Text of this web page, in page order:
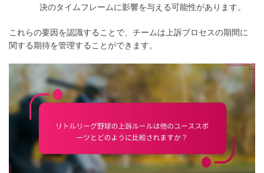
決のタイムフレームに影響を与える可能性があります。
これらの要因を認識することで、チームは上訴プロセスの期間に
関する期待を管理することができます。